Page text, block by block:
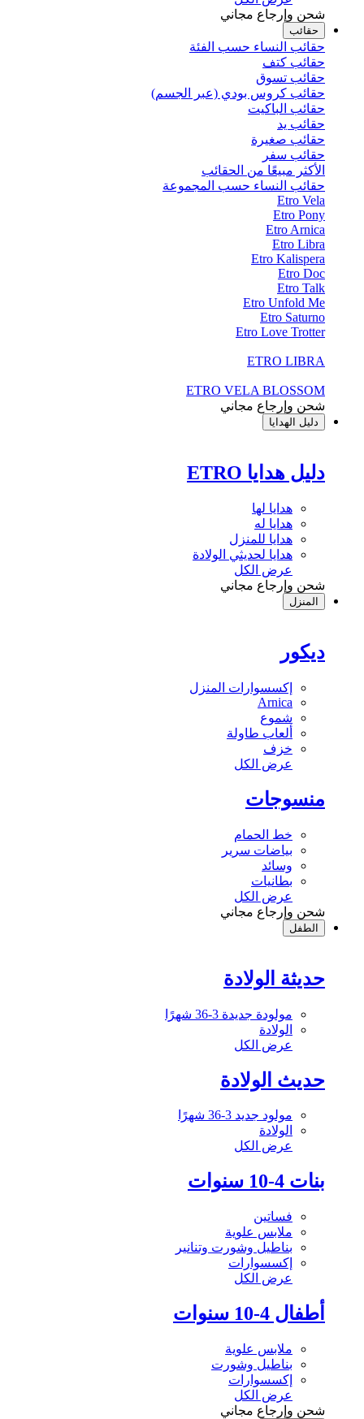
شحن وإرجاع مجاني
حقائب
حقائب النساء حسب الفئة
حقائب كتف
حقائب تسوق
حقائب كروس بودي (عبر الجسم)
حقائب الباكيت
حقائب يد
حقائب صغيرة
حقائب سفر
الأكثر مبيعًا من الحقائب
حقائب النساء حسب المجموعة
Etro Vela
Etro Pony
Etro Arnica
Etro Libra
Etro Kalispera
Etro Doc
Etro Talk
Etro Unfold Me
Etro Saturno
Etro Love Trotter
ETRO LIBRA
ETRO VELA BLOSSOM
شحن وإرجاع مجاني
دليل الهدايا
دليل هدايا ETRO
هدايا لها
هدايا له
هدايا للمنزل
هدايا لحديثي الولادة
عرض الكل
شحن وإرجاع مجاني
المنزل
ديكور
إكسسوارات المنزل
Arnica
شموع
ألعاب طاولة
خزف
عرض الكل
منسوجات
خط الحمام
بياضات سرير
وسائد
بطانيات
عرض الكل
شحن وإرجاع مجاني
الطفل
حديثة الولادة
مولودة جديدة 3-36 شهرًا
الولادة
عرض الكل
حديث الولادة
مولود جديد 3-36 شهرًا
الولادة
عرض الكل
بنات 4-10 سنوات
فساتين
ملابس علوية
بناطيل وشورت وتنانير
إكسسوارات
عرض الكل
أطفال 4-10 سنوات
ملابس علوية
بناطيل وشورت
إكسسوارات
عرض الكل
شحن وإرجاع مجاني